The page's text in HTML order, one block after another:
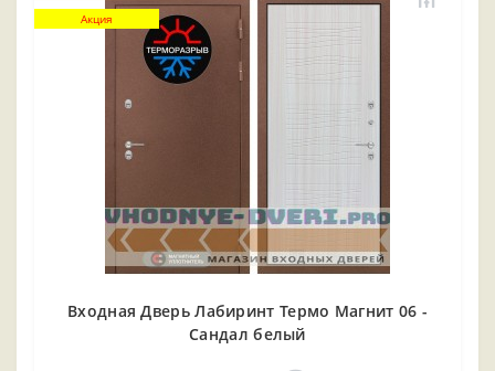
Акция
Входная Дверь Лабиринт Термо Магнит 06 -
Сандал белый